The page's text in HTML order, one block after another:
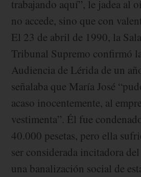
trabajando aquí”, le jadea al
no accede, sino que con
El 23 de abril de 1990, la
Tribunal Supremo confirmó
Audiencia de Lérida de un
señalaba que María José
acaso inocentemente, al
vestimenta”. Él fue
40.000 pesetas, pero ella
ser considerada incitadora
una banalización social de